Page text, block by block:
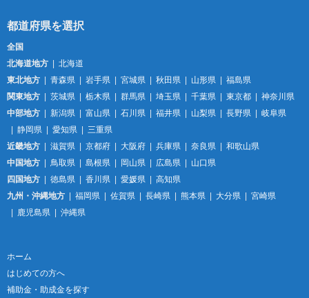
全国
北海道地方
北海道
東北地方
青森県 岩手県 宮城県 秋田県 山形県
福島県
関東地方
茨城県 栃木県 群馬県 埼玉県 千葉県 東京都
神奈川県
中部地方
新潟県 富山県 石川県 福井県 山梨県 長野県
岐阜県
静岡県
愛知県
三重県
近畿地方
滋賀県 京都府 大阪府 兵庫県 奈良県
和歌山県
中国地方
鳥取県 島根県 岡山県 広島県
山口県
四国地方
徳島県 香川県 愛媛県
高知県
九州・沖縄地方
福岡県 佐賀県 長崎県 熊本県 大分県
宮崎県
鹿児島県
沖縄県
ホーム
はじめての方へ
補助金・助成金を探す